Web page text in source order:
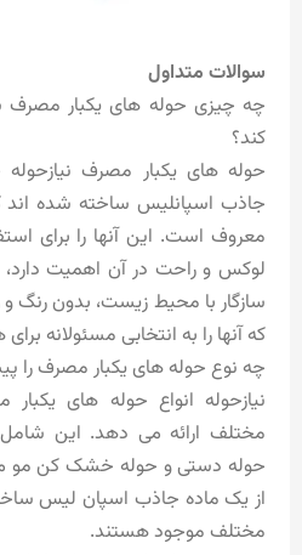
سوالات متداول
چه چیزی حوله های یکبار مصرف
کند؟
حوله های یکبار مصرف
جاذب اسپانلیس ساخته شده
معروف است. این آنها را برای
لوکس و راحت در آن اهمیت
سازگار با محیط زیست، بدون رنگ
که آنها را به انتخابی مسئولانه
چه نوع حوله های یکبار مصرف را
نیازحوله انواع حوله های
مختلف ارائه می دهد. این
حوله دستی و حوله خشک کن مو
از یک ماده جاذب اسپان لیس
مختلف موجود هستند.